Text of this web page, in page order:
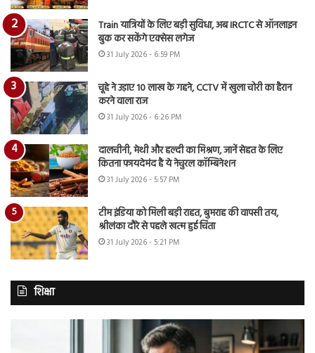
Train यात्रियों के लिए बड़ी सुविधा, अब IRCTC से ऑनलाइन
बुक कर सकेंगे एक्सेस लगेज
31 July 2026 - 6:59 PM
चूहे ने उड़ाए 10 लाख के गहने, CCTV में खुला चोरी का हैरान
करने वाला राज
31 July 2026 - 6:26 PM
दालचीनी, मेथी और हल्दी का मिश्रण, जानें सेहत के लिए
कितना फायदेमंद है ये नेचुरल कॉम्बिनेशन
31 July 2026 - 5:57 PM
टीम इंडिया को मिली बड़ी राहत, बुमराह की वापसी तय,
श्रीलंका दौरे से पहले खत्म हुई चिंता
31 July 2026 - 5:21 PM
शिक्षा